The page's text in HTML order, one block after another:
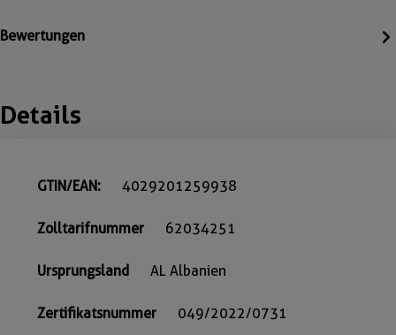
Bewertungen
Details
GTIN/EAN: 4029201259938
Zolltarifnummer 62034251
Ursprungsland AL Albanien
Zertifikatsnummer 049/2022/0731